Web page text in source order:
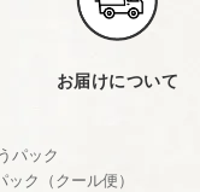
お届けについて
パック
ク（クール便）